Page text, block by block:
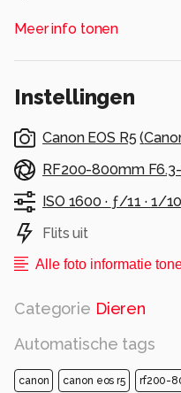
Alle rechten voorbehouden
Meer info tonen
Instellingen
Canon EOS R5 (
RF200-800mm
ISO 1600 · ƒ/11 · 1/
Flits uit
Alle foto informatie
Categorie Dieren
Automatische tags
canon canon eos r5 rf200-